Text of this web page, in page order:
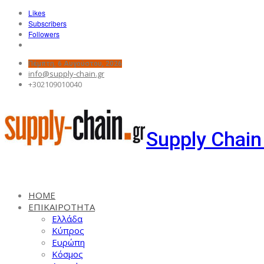
Likes
Subscribers
Followers
Πέμπτη, 6 Αυγούστου, 2026
info@supply-chain.gr
+302109010040
Supply
HOME
ΕΠΙΚΑΙΡΟΤΗΤΑ
Ελλάδα
Κύπρος
Ευρώπη
Κόσμος